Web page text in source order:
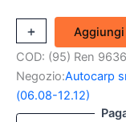
-
Piastra
Specchio
Sx
Dacia
Sandero,
Logan,
+
COD: (95) Ren
Negozio:Autocarp
(06.08-12.12)